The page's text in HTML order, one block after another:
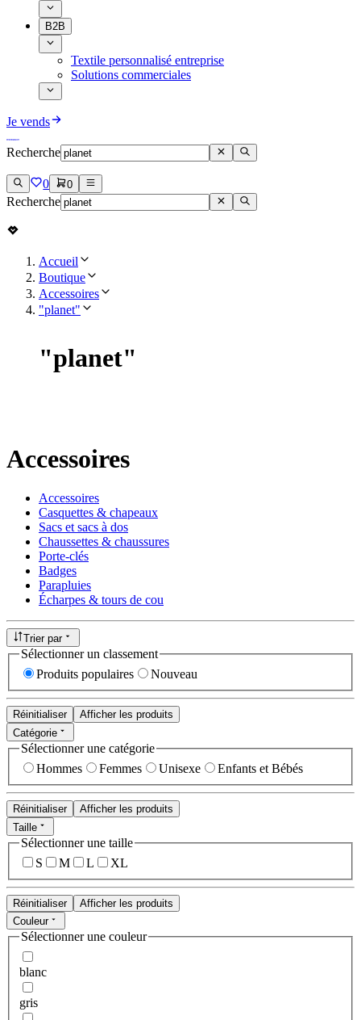
B2B
Textile personnalisé entreprise
Solutions commerciales
Je vends
Recherche
0 0
Recherche
Accueil
Boutique
Accessoires
"planet"
"planet"
Accessoires
Accessoires
Casquettes & chapeaux
Sacs et sacs à dos
Chaussettes & chaussures
Porte-clés
Badges
Parapluies
Écharpes & tours de cou
Trier par
Sélectionner un classement
Produits populaires
Nouveau
Réinitialiser
Afficher les produits
Catégorie
Sélectionner une catégorie
Hommes
Femmes Unisexe Enfants et Bébés
Réinitialiser
Afficher les produits
Taille
Sélectionner une taille
S
M L XL
Réinitialiser
Afficher les produits
Couleur
Sélectionner une couleur
blanc
gris